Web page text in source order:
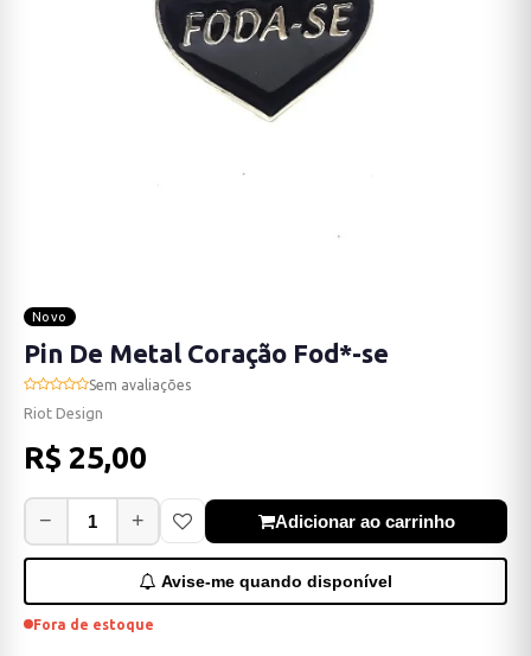
Novo
Pin De Metal Coração Fod*-se
Sem avaliações
Riot Design
R$ 25,00
− + Adicionar ao carrinho
Avise-me quando disponível
Fora de estoque